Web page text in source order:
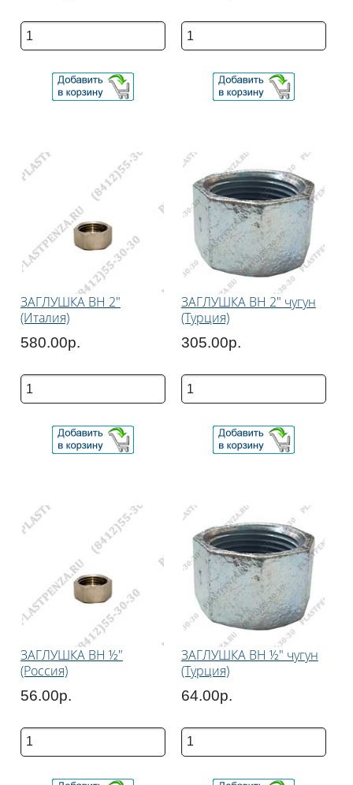
ЗАГЛУШКА ВН 2"
(Италия)
580.00р.
ЗАГЛУШКА ВН 2" чугун
(Турция)
305.00р.
ЗАГЛУШКА ВН ½"
(Россия)
56.00р.
ЗАГЛУШКА ВН ½" чугун
(Турция)
64.00р.